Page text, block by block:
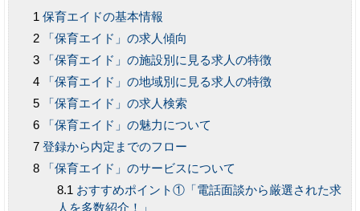
保育エイドの基本情報
「保育エイド」の求人傾向
「保育エイド」の施設別に見る求人の特徴
「保育エイド」の地域別に見る求人の特徴
「保育エイド」の求人検索
「保育エイド」の魅力について
登録から内定までのフロー
「保育エイド」のサービスについて
おすすめポイント①「電話面談から厳選された求
人を多数紹介！」